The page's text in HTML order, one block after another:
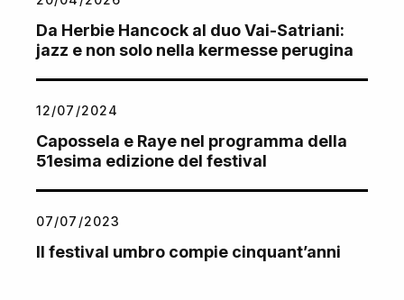
Da Herbie Hancock al duo Vai-Satriani:
jazz e non solo nella kermesse perugina
12/07/2024
Capossela e Raye nel programma della
51esima edizione del festival
07/07/2023
Il festival umbro compie cinquant’anni